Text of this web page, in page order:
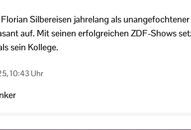
Silbereisen jahrelang als
auf. Mit seinen erfolgreichen ZDF-Shows
sein Kollege.
10:43 Uhr